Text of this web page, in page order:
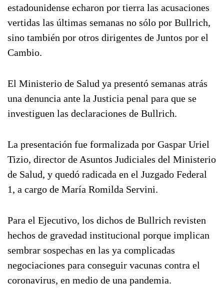
estadounidense echaron por tierra las acusaciones
vertidas las últimas semanas no sólo por Bullrich,
sino también por otros dirigentes de Juntos por el
Cambio.
El Ministerio de Salud ya presentó semanas atrás
una denuncia ante la Justicia penal para que se
investiguen las declaraciones de Bullrich.
La presentación fue formalizada por Gaspar Uriel
Tizio, director de Asuntos Judiciales del Ministerio
de Salud, y quedó radicada en el Juzgado Federal
1, a cargo de María Romilda Servini.
Para el Ejecutivo, los dichos de Bullrich revisten
hechos de gravedad institucional porque implican
sembrar sospechas en las ya complicadas
negociaciones para conseguir vacunas contra el
coronavirus, en medio de una pandemia.